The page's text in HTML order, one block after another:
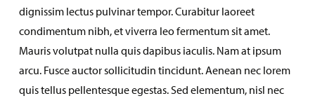
dignissim lectus pulvinar tempor. Curabitur laoreet
condimentum nibh, et viverra leo fermentum sit amet.
Mauris volutpat nulla quis dapibus iaculis. Nam at ipsum
arcu. Fusce auctor sollicitudin tincidunt. Aenean nec lorem
quis tellus pellentesque egestas. Sed elementum, nisl nec